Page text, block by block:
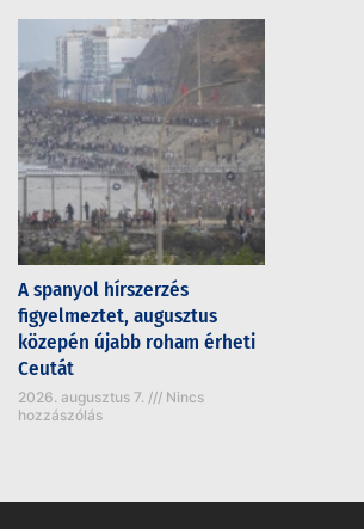
A spanyol hírszerzés
figyelmeztet, augusztus
közepén újabb roham érheti
Ceutát
2026. augusztus 7.
Nincs
hozzászólás